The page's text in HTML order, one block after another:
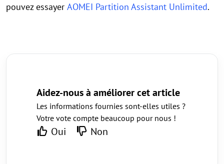
pouvez essayer AOMEI Partition Assistant Unlimited.
Aidez-nous à améliorer cet article
Les informations fournies sont-elles utiles ?
Votre vote compte beaucoup pour nous !
Oui Non